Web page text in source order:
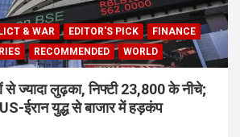
& WAR EDITOR'S PICK
FINANCE
RECOMMENDED WORLD
ज्यादा लुढ़का, निफ्टी 23,800 के नीचे;
ईरान युद्ध से बाजार में हड़कंप